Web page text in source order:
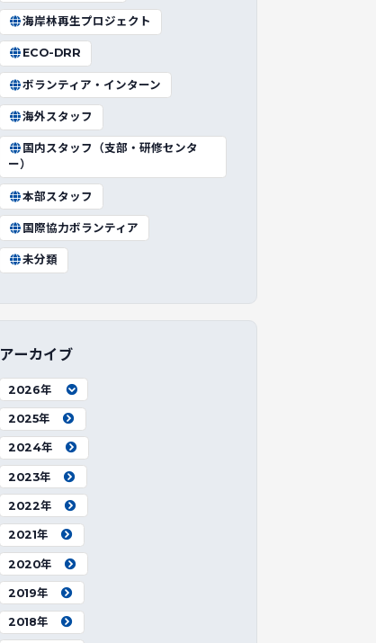
海岸林再生プロジェクト
ECO-DRR
ボランティア・インターン
海外スタッフ
国内スタッフ（支部・研修センタ
ー）
本部スタッフ
国際協力ボランティア
未分類
アーカイブ
2026年
2025年
2024年
2023年
2022年
2021年
2020年
2019年
2018年